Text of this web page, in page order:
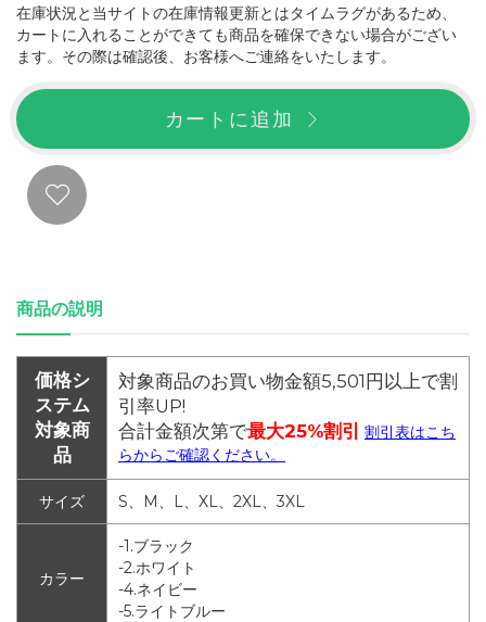
在庫状況と当サイトの在庫情報更新とはタイムラグがあるため、
カートに入れることができても商品を確保できない場合がござい
ます。その際は確認後、お客様へご連絡をいたします。
カートに追加
商品の説明
価格シ
ステム
対象商
品
対象商品のお買い物金額5,501円以上で割
引率UP!
合計金額次第で最大25%割引
割引表はこち
らからご確認ください。
サイズ S、M、L、XL、2XL、3XL
カラー
-1.ブラック
-2.ホワイト
-4.ネイビー
-5.ライトブルー